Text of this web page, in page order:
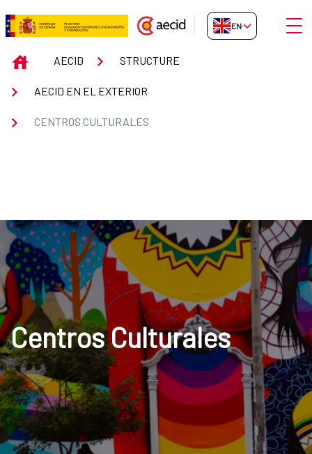
Skip to Main Content
Centros Culturales
EN-GB
INICIOAECID STRUCTURE
AECID EN EL EXTERIOR
CENTROS CULTURALES
Centros Culturales